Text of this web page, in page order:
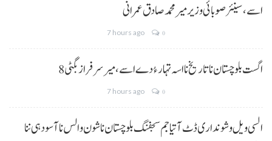
اسے،سینئر صوبائی وزیر میر محمد صادق عمرانی
7 hours ago 0
8 اگست بلوچستان نا تاریخ نا اسہ تہار ءُ دے اسے، میرسرفراز بگٹی
7 hours ago 0
السی ویل و شونداری ڈٹ آتیا جم سجفنگ بلوچستان نا شون و الس نا آسودہی ننا